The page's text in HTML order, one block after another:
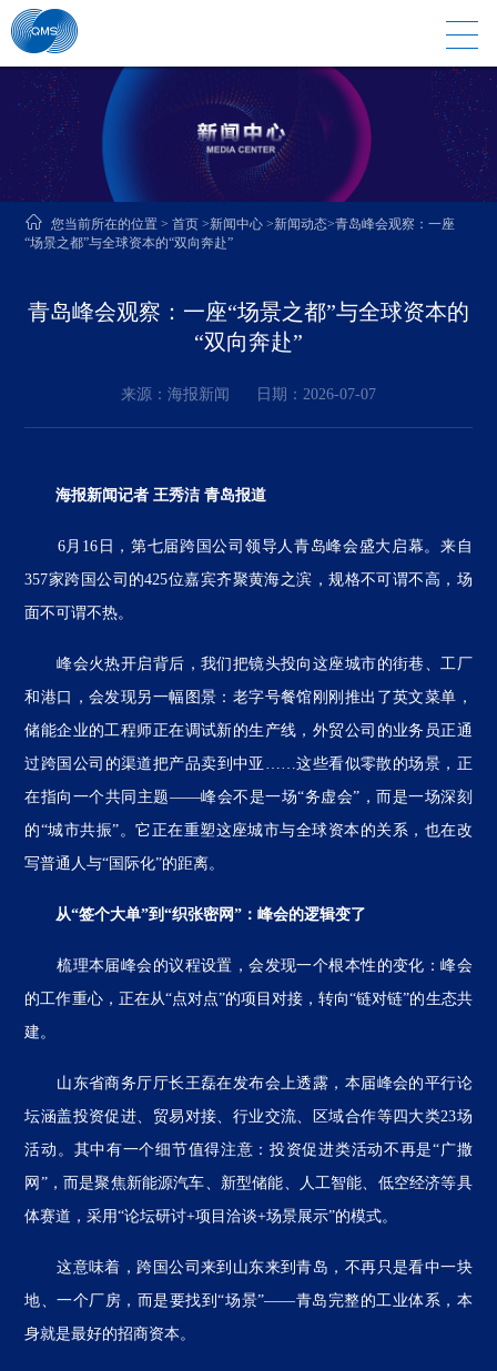
您当前所在的位置 >首页 >新闻中心 >新闻动态>青岛峰会观察：一座
“场景之都”与全球资本的“双向奔赴”
青岛峰会观察：一座“场景之都”与全球资本的
“双向奔赴”
来源：海报新闻 日期：2026-07-07
海报新闻记者 王秀洁 青岛报道
6月16日，第七届跨国公司领导人青岛峰会盛大启幕。来自
357家跨国公司的425位嘉宾齐聚黄海之滨，规格不可谓不高，场
面不可谓不热。
峰会火热开启背后，我们把镜头投向这座城市的街巷、工厂
和港口，会发现另一幅图景：老字号餐馆刚刚推出了英文菜单，
储能企业的工程师正在调试新的生产线，外贸公司的业务员正通
过跨国公司的渠道把产品卖到中亚……这些看似零散的场景，正
在指向一个共同主题——峰会不是一场“务虚会”，而是一场深刻
的“城市共振”。它正在重塑这座城市与全球资本的关系，也在改
写普通人与“国际化”的距离。
从“签个大单”到“织张密网”：峰会的逻辑变了
梳理本届峰会的议程设置，会发现一个根本性的变化：峰会
的工作重心，正在从“点对点”的项目对接，转向“链对链”的生态共
建。
山东省商务厅厅长王磊在发布会上透露，本届峰会的平行论
坛涵盖投资促进、贸易对接、行业交流、区域合作等四大类23场
活动。其中有一个细节值得注意：投资促进类活动不再是“广撒
网”，而是聚焦新能源汽车、新型储能、人工智能、低空经济等具
体赛道，采用“论坛研讨+项目洽谈+场景展示”的模式。
这意味着，跨国公司来到山东来到青岛，不再只是看中一块
地、一个厂房，而是要找到“场景”——青岛完整的工业体系，本
身就是最好的招商资本。